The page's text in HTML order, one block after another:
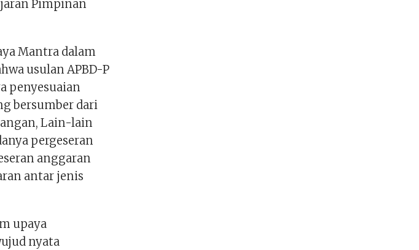
Pimpinan
Mantra dalam
usulan APBD-P
penyesuaian
bersumber dari
Lain-lain
pergeseran
anggaran
antar jenis
upaya
nyata